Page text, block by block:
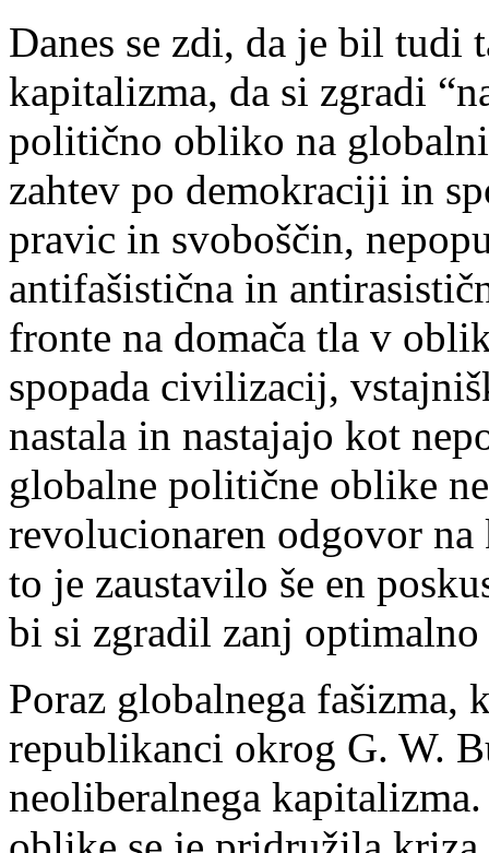
Danes se zdi, da je bil tudi
kapitalizma, da si zgradi
politično obliko na
zahtev po demokraciji in
pravic in svoboščin,
antifašistična in
fronte na domača tla v
spopada civilizacij,
nastala in nastajajo kot
globalne politične oblike
revolucionaren odgovor
to je zaustavilo še en
bi si zgradil zanj
Poraz globalnega fašizma,
republikanci okrog G. W.
neoliberalnega